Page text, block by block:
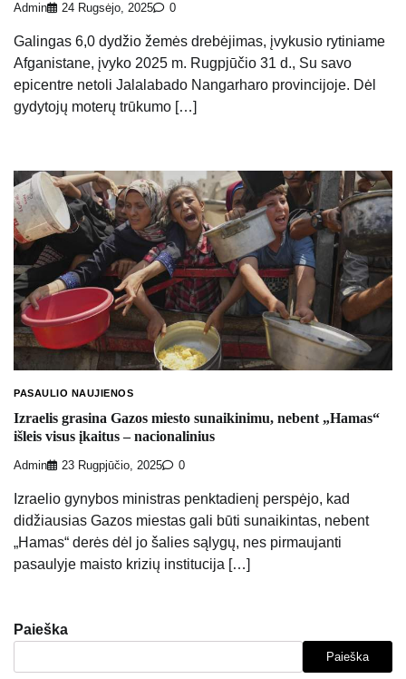
Admin 24 Rugsėjo, 2025 0
Galingas 6,0 dydžio žemės drebėjimas, įvykusio rytiniame
Afganistane, įvyko 2025 m. Rugpjūčio 31 d., Su savo
epicentre netoli Jalalabado Nangarharo provincijoje. Dėl
gydytojų moterų trūkumo […]
PASAULIO NAUJIENOS
Izraelis grasina Gazos miesto sunaikinimu, nebent „Hamas“
išleis visus įkaitus – nacionalinius
Admin 23 Rugpjūčio, 2025 0
Izraelio gynybos ministras penktadienį perspėjo, kad
didžiausias Gazos miestas gali būti sunaikintas, nebent
„Hamas“ derės dėl jo šalies sąlygų, nes pirmaujanti
pasaulyje maisto krizių institucija […]
Paieška
Paieška